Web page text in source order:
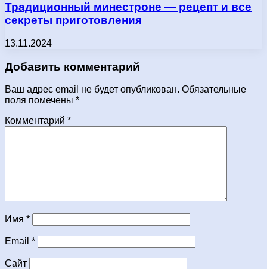
Традиционный минестроне — рецепт и все
секреты приготовления
13.11.2024
Добавить комментарий
Ваш адрес email не будет опубликован. Обязательные
поля помечены *
Комментарий *
Имя *
Email *
Сайт